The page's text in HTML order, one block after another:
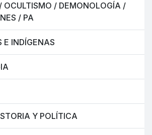
OCULTISMO / DEMONOLOGÍA /
/ PA
E INDÍGENAS
Y POLÍTICA